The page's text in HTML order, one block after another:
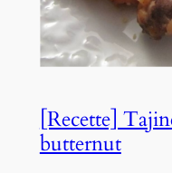
[Recette]
butternut